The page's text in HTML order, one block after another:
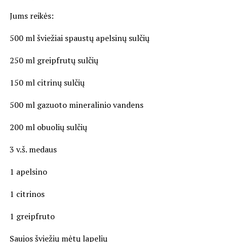
Jums reikės:
500 ml šviežiai spaustų apelsinų sulčių
250 ml greipfrutų sulčių
150 ml citrinų sulčių
500 ml gazuoto mineralinio vandens
200 ml obuolių sulčių
3 v.š. medaus
1 apelsino
1 citrinos
1 greipfruto
Saujos šviežių mėtų lapelių